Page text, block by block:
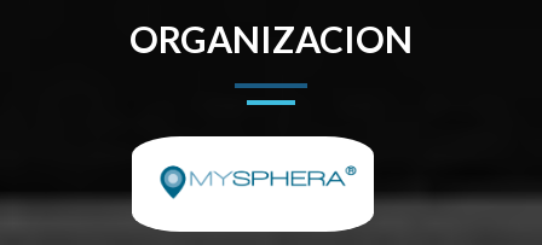
ORGANIZACION